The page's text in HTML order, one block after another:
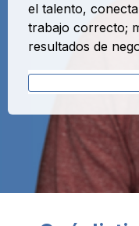
el talento,
trabajo correcto;
resultados de